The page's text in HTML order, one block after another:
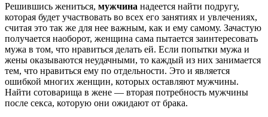
Решившись жениться, мужчина надеется найти подругу,
которая будет участвовать во всех его занятиях и увлечениях,
считая это так же для нее важным, как и ему самому. Зачастую
получается наоборот, женщина сама пытается заинтересовать
мужа в том, что нравиться делать ей. Если попытки мужа и
жены оказываются неудачными, то каждый из них занимается
тем, что нравиться ему по отдельности. Это и является
ошибкой многих женщин, которых оставляют мужчины.
Найти сотоварища в жене — вторая потребность мужчины
после секса, которую они ожидают от брака.